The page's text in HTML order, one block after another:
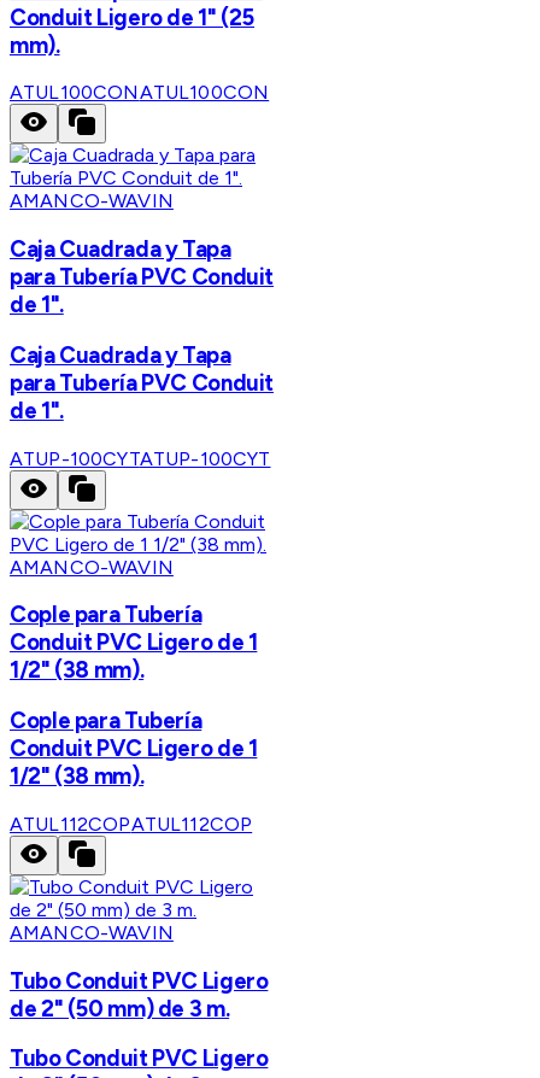
Conduit Ligero de 1" (25
mm).
ATUL100CONATUL100CON
AMANCO-WAVIN
Caja Cuadrada y Tapa
para Tubería PVC Conduit
de 1".
Caja Cuadrada y Tapa
para Tubería PVC Conduit
de 1".
ATUP-100CYTATUP-100CYT
AMANCO-WAVIN
Cople para Tubería
Conduit PVC Ligero de 1
1/2" (38 mm).
Cople para Tubería
Conduit PVC Ligero de 1
1/2" (38 mm).
ATUL112COPATUL112COP
AMANCO-WAVIN
Tubo Conduit PVC Ligero
de 2" (50 mm) de 3 m.
Tubo Conduit PVC Ligero